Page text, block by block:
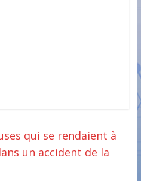
qui se rendaient à
un accident de la